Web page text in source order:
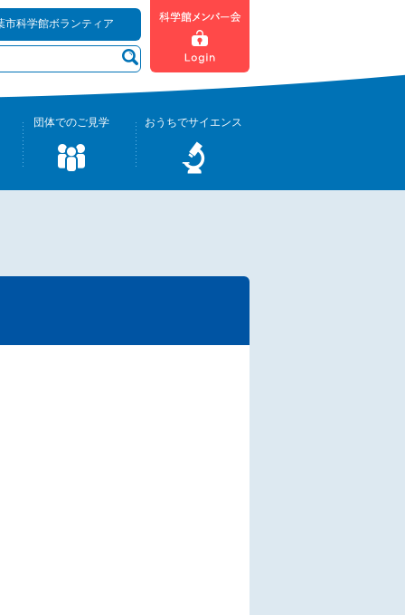
市科学館ボランティア
団体でのご見学 おうちでサイエンス